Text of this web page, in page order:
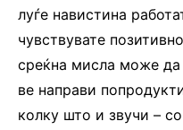
луѓе навистина
чувствувате
среќна мисла може да
ве направи
колку што и звучи –